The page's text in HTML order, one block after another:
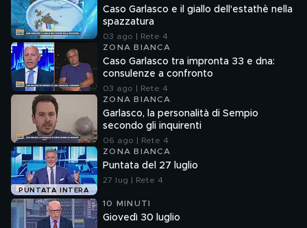
Caso Garlasco e il giallo dell'estathè nella
spazzatura
03 ago | Rete 4
ZONA BIANCA
Caso Garlasco tra impronta 33 e dna:
consulenze a confronto
03 ago | Rete 4
ZONA BIANCA
Garlasco, la personalità di Sempio
secondo gli inquirenti
06 ago | Rete 4
PUNTATA INTERA
ZONA BIANCA
Puntata del 27 luglio
27 lug | Rete 4
10 MINUTI
Giovedì 30 luglio